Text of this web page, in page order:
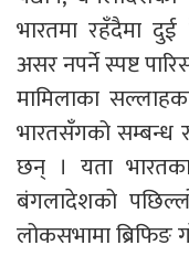
भारतमा रहँदैमा दुई
असर नपर्ने स्पष्ट
मामिलाका
भारतसँगको सम्बन्ध
छन् । यता
बंगलादेशको
लोकसभामा ब्रिफिङ